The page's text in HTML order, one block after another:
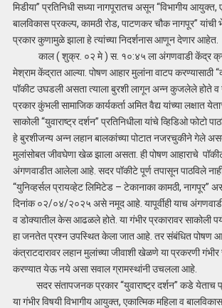
मिडीया” प्रतिनिधी सध्या नागपूरातच असून “विभागीय आयुक्त,
बालविकास प्रकल्प, कामठी रोड, पाटणकर चौक नागपूर”
प्रकार कुणामुळे झाला हे त्यांच्या निदर्शनास आणून देणार आहेत.
काल ( शुक्र. ०२ मे ) स. १०:४५ ला अंगणवाडी केंद्र क्र.
मेश्राम केंद्रात आल्या. पोषण आहार मुलांना वाटप करण्यासाठी
पॉकीट उघडली असता त्याला बुरशी लागून अन्न कुजलेले होते व
प्रकार कुंभली सामाजिक कार्यकर्ता अमित वैद्य यांच्या लक्षात
साकोली “युवाराष्ट्र दर्शन” प्रतिनिधीला यांचे व्हिडिओ फोटो
हे बुरशीजन्य अन्न लहान बालकांच्या पोटात नजरचुकीने गेले
मुलांसोबत जीवघेणा खेळ झाला असता. ही पोषण आहाराचे
अंगणवाडीत आलेला आहे. सदर पॉकीटे पूर्ण तपासून पाठविले नाही
“युनिव्हर्सल प्रायव्हेट लिमिटेड – टेकानाका कामठी, नागपूर”
दिनांक ०२/०४/२०२५ असे नमूद आहे. यापूर्वीही याच
व डोक्यातील केस आढळले होते. या गंभीर प्रकारावर साकोली
हा जनतेत प्रश्न उपस्थित केला जात आहे. तर संबंधित पोषण
कंत्राटदारावर लहान मुलांच्या जीवाशी खेळणे या प्रकरणी
करण्यात येऊ नये असा सवाल ग्रामस्थांनी उचलला आहे.
सदर संतापजनक प्रकार “युवाराष्ट्र दर्शन” कडे येताच
या गंभीर विषयी विभागीय आयुक्त, एकात्मिक महिला व